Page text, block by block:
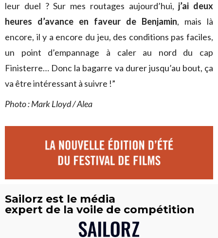
leur duel ? Sur mes routages aujourd’hui, j’ai deux
heures d’avance en faveur de Benjamin, mais là
encore, il y a encore du jeu, des conditions pas faciles,
un point d’empannage à caler au nord du cap
Finisterre… Donc la bagarre va durer jusqu’au bout, ça
va être intéressant à suivre !”
Photo : Mark Lloyd / Alea
Sailorz est le média
expert de la voile de compétition